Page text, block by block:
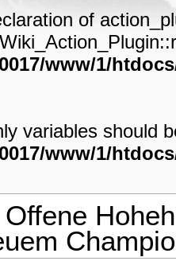
of
www/1/
variables should
www/1/
Offene